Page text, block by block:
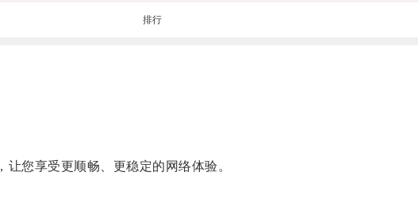
排行
您享受更顺畅、更稳定的网络体验。